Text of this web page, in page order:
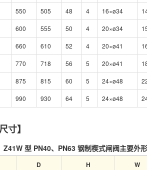
550 505 48 4 16×ø34
600 555 50 4 20×ø34
660 610 52 4 20×ø41
770 718 56 5 20×ø41
875 815 60 5 24×ø48
990 930 64 5 24×ø48
寸】
Z41W 型 PN40、PN63 钢制楔式闸阀主要外
D H W